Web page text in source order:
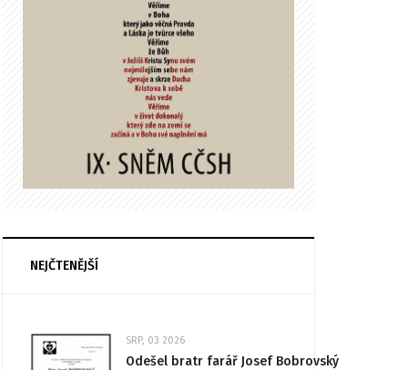
NEJČTENĚJŠÍ
SRP, 03 2026
Odešel bratr farář Josef Bobrovský